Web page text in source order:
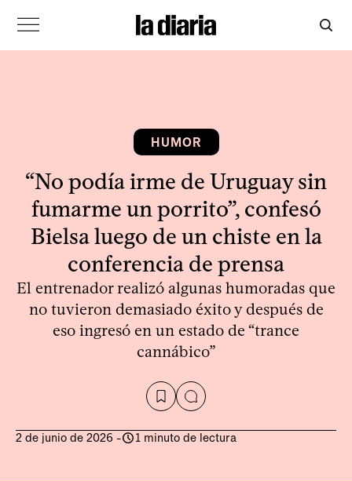
HUMOR
“No podía irme de Uruguay sin
fumarme un porrito”, confesó
Bielsa luego de un chiste en la
conferencia de prensa
El entrenador realizó algunas humoradas que
no tuvieron demasiado éxito y después de
eso ingresó en un estado de “trance
cannábico”
2 de junio de 2026 - 1 minuto de lectura